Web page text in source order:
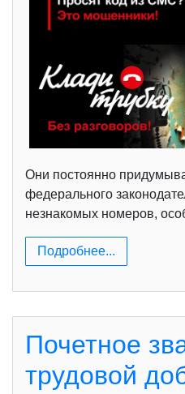
Они постоянно
федерального
незнакомых номеров,
Подробнее...
Почетное
трудовой